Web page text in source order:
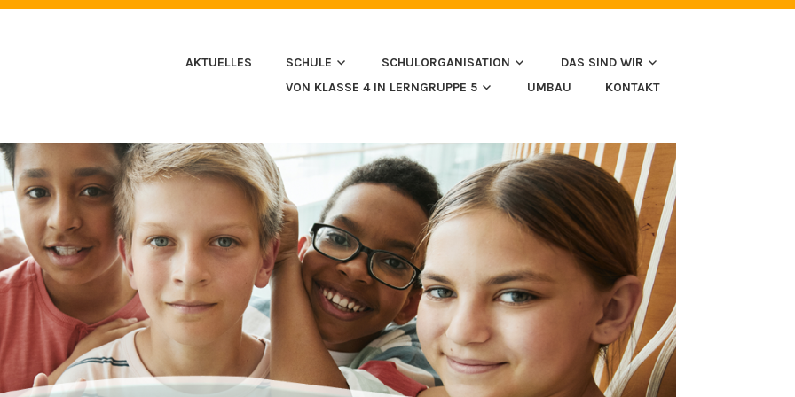
AKTUELLES SCHULE SCHULORGANISATION
DAS SIND WIR
VON KLASSE 4 IN LERNGRUPPE 5
UMBAU KONTAKT